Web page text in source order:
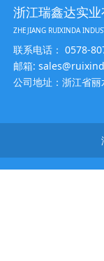
浙江瑞鑫达实业
ZHEJIANG RUIXINDA
联系电话： 0578-
邮箱:
公司地址：浙江省